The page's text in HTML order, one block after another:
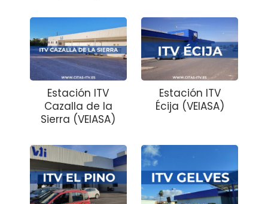
Estación ITV
Cazalla de la
Sierra (VEIASA)
Estación ITV
Écija (VEIASA)